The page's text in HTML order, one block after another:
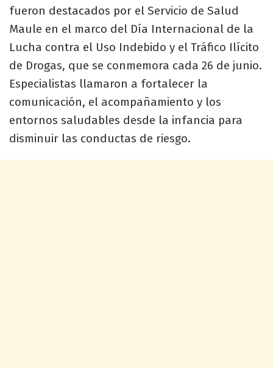
fueron destacados por el Servicio de Salud
Maule en el marco del Día Internacional de la
Lucha contra el Uso Indebido y el Tráfico Ilícito
de Drogas, que se conmemora cada 26 de junio.
Especialistas llamaron a fortalecer la
comunicación, el acompañamiento y los
entornos saludables desde la infancia para
disminuir las conductas de riesgo.